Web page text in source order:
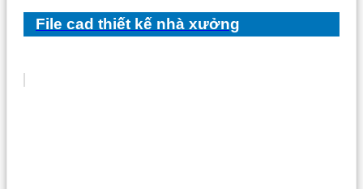
File cad thiết kế nhà xưởng